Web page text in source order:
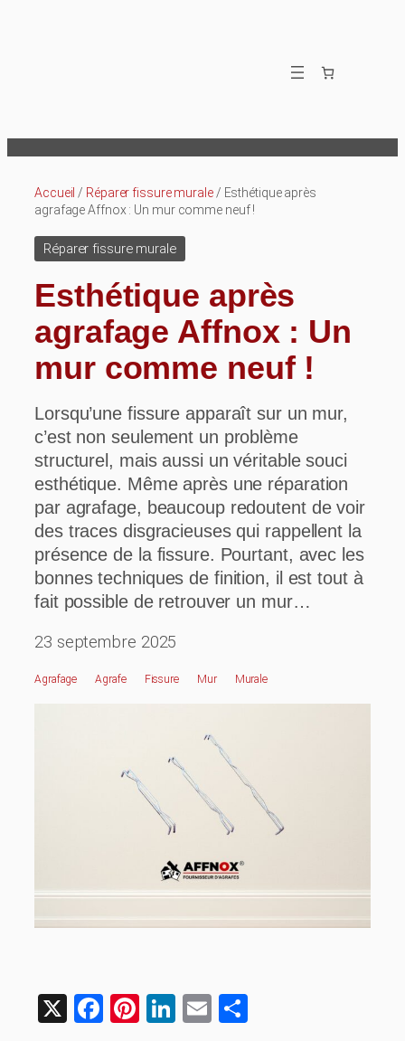
Accueil / Réparer fissure murale/ Esthétique après
agrafage Affnox : Un mur comme neuf !
Réparer fissure murale
Esthétique après
agrafage Affnox : Un
mur comme neuf !
Lorsqu’une fissure apparaît sur un mur,
c’est non seulement un problème
structurel, mais aussi un véritable souci
esthétique. Même après une réparation
par agrafage, beaucoup redoutent de voir
des traces disgracieuses qui rappellent la
présence de la fissure. Pourtant, avec les
bonnes techniques de finition, il est tout à
fait possible de retrouver un mur…
23 septembre 2025
Agrafage Agrafe Fissure Mur Murale
X Facebook
Pinterest
LinkedIn
Email